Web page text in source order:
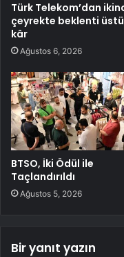
Türk Telekom’dan
çeyrekte beklenti
kâr
Ağustos 6, 2026
BTSO, İki Ödül ile
Taçlandırıldı
Ağustos 5, 2026
Bir yanıt yazın